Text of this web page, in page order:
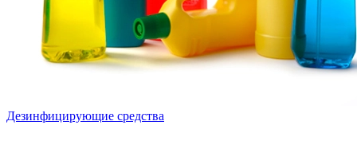
Дезинфицирующие средства